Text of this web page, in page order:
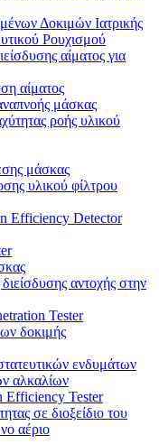
Δοκιμών Ιατρικής
Ρουχισμού
αίματος για
αίματος
μάσκας
ροής υλικού
μάσκας
υλικού φίλτρου
Efficiency Detector
αντοχής στην
Tester
δοκιμής
ενδυμάτων
αλκαλίων
Efficiency Tester
σε διοξείδιο του
αέριο